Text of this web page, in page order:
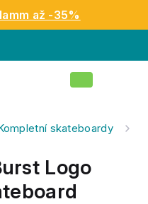
až -35%
Nákupní
skateboardy
Logo